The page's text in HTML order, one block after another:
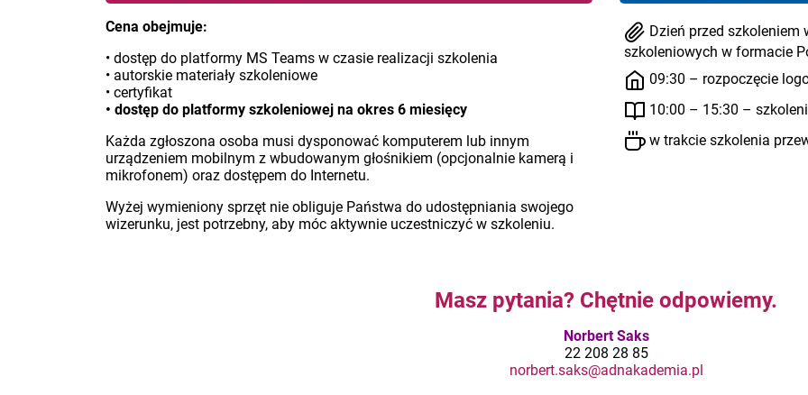
Cena obejmuje:
• dostęp do platformy MS Teams w czasie realizacji szkolenia
• autorskie materiały szkoleniowe
• certyfikat
• dostęp do platformy szkoleniowej na okres 6 miesięcy
Każda zgłoszona osoba musi dysponować komputerem lub innym
urządzeniem mobilnym z wbudowanym głośnikiem (opcjonalnie kamerą i
mikrofonem) oraz dostępem do Internetu.
Wyżej wymieniony sprzęt nie obliguje Państwa do udostępniania swojego
wizerunku, jest potrzebny, aby móc aktywnie uczestniczyć w szkoleniu.
Dzień przed szkoleniem
szkoleniowych w formacie
09:30 – rozpoczęcie
10:00 – 15:30 –
w trakcie szkolenia
Masz pytania? Chętnie odpowiemy.
Norbert Saks
22 208 28 85
norbert.saks@adnakademia.pl